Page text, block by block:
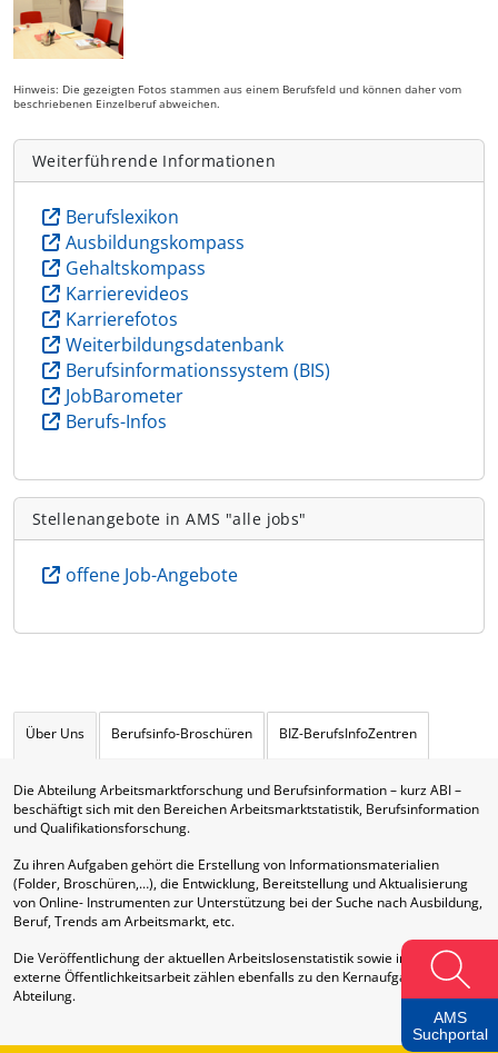
Hinweis: Die gezeigten Fotos stammen aus einem Berufsfeld und können daher vom
beschriebenen Einzelberuf abweichen.
Weiterführende Informationen
Berufslexikon
Ausbildungskompass
Gehaltskompass
Karrierevideos
Karrierefotos
Weiterbildungsdatenbank
Berufsinformationssystem (BIS)
JobBarometer
Berufs-Infos
Stellenangebote in AMS "alle jobs"
offene Job-Angebote
Über Uns Berufsinfo-Broschüren BIZ-BerufsInfoZentren
Die Abteilung Arbeitsmarktforschung und Berufsinformation – kurz ABI –
beschäftigt sich mit den Bereichen Arbeitsmarktstatistik, Berufsinformation
und Qualifikationsforschung.
Zu ihren Aufgaben gehört die Erstellung von Informationsmaterialien
(Folder, Broschüren,…), die Entwicklung, Bereitstellung und Aktualisierung
von Online- Instrumenten zur Unterstützung bei der Suche nach Ausbildung,
Beruf, Trends am Arbeitsmarkt, etc.
Die Veröffentlichung der aktuellen Arbeitslosenstatistik sowie interne und
externe Öffentlichkeitsarbeit zählen ebenfalls zu den Kernaufgaben dieser
Abteilung.
AMS
Suchportal